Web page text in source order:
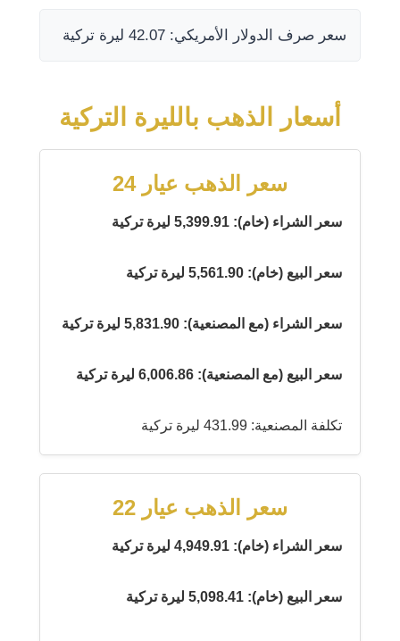
سعر صرف الدولار الأمريكي: 42.07 ليرة تركية
أسعار الذهب بالليرة التركية
سعر الذهب عيار 24
سعر الشراء (خام): 5,399.91 ليرة تركية
سعر البيع (خام): 5,561.90 ليرة تركية
سعر الشراء (مع المصنعية): 5,831.90 ليرة تركية
سعر البيع (مع المصنعية): 6,006.86 ليرة تركية
تكلفة المصنعية: 431.99 ليرة تركية
سعر الذهب عيار 22
سعر الشراء (خام): 4,949.91 ليرة تركية
سعر البيع (خام): 5,098.41 ليرة تركية